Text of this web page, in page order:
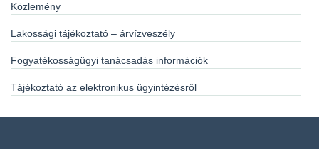
Közlemény
Lakossági tájékoztató – árvízveszély
Fogyatékosságügyi tanácsadás információk
Tájékoztató az elektronikus ügyintézésről